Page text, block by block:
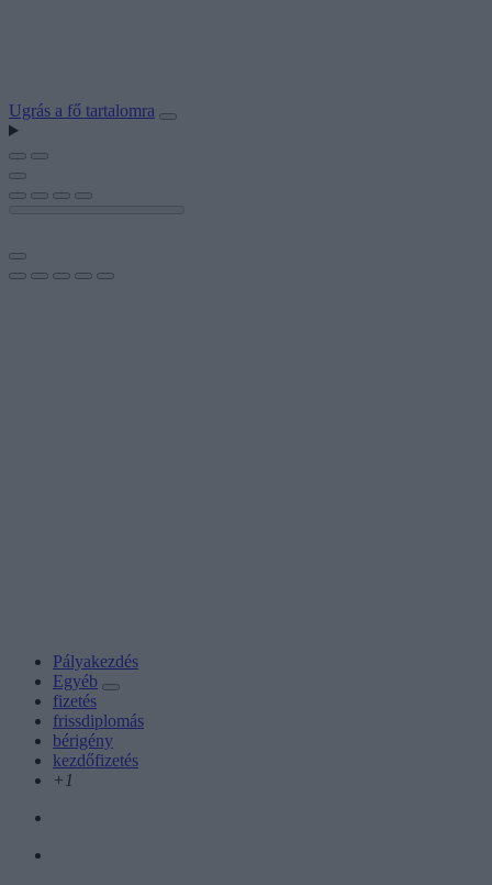
Ugrás a fő tartalomra
Pályakezdés
Egyéb
fizetés
frissdiplomás
bérigény
kezdőfizetés
+1